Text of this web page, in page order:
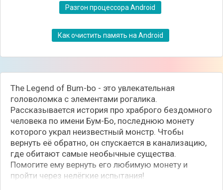
Разгон процессора Android
Как очистить память на Android
The Legend of Bum-bo - это увлекательная
головоломка с элементами рогалика.
Рассказывается история про храброго бездомного
человека по имени Бум-Бо, последнюю монету
которого украл неизвестный монстр. Чтобы
вернуть её обратно, он спускается в канализацию,
где обитают самые необычные существа.
Помогите ему вернуть его любимую монету и
пройти через нелёгкие испытания!